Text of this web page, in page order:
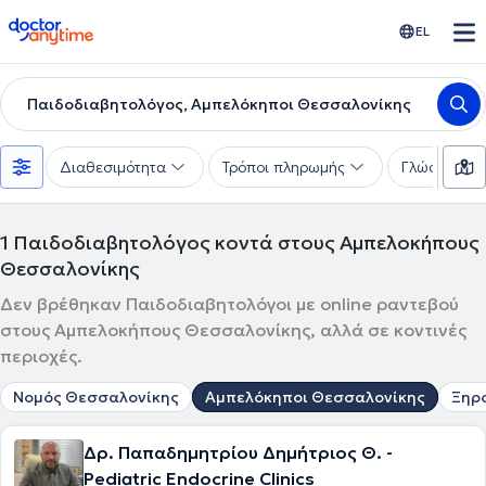
doctoranytime EL
Παιδοδιαβητολόγος, Αμπελόκηποι Θεσσαλονίκης
Διαθεσιμότητα Τρόποι πληρωμής Γλώσσες
1 Παιδοδιαβητολόγος κοντά στους Αμπελοκήπους
Θεσσαλονίκης
Δεν βρέθηκαν Παιδοδιαβητολόγοι με online ραντεβού
στους Αμπελοκήπους Θεσσαλονίκης, αλλά σε κοντινές
περιοχές.
Νομός Θεσσαλονίκης Αμπελόκηποι Θεσσαλονίκης
Δρ. Παπαδημητρίου Δημήτριος Θ. -
Pediatric Endocrine Clinics